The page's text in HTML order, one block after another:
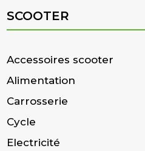
SCOOTER
Accessoires scooter
Alimentation
Carrosserie
Cycle
Electricité